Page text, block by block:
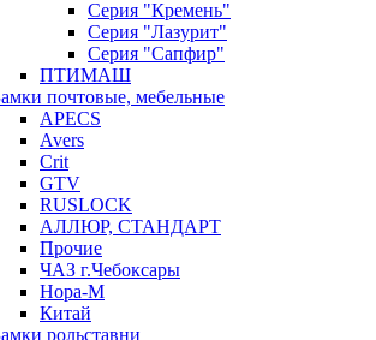
Серия "Кремень"
Серия "Лазурит"
Серия "Сапфир"
ПТИМАШ
почтовые, мебельные
APECS
Avers
Crit
GTV
RUSLOCK
АЛЛЮР, СТАНДАРТ
Прочие
ЧАЗ г.Чебоксары
Нора-М
Китай
рольставни